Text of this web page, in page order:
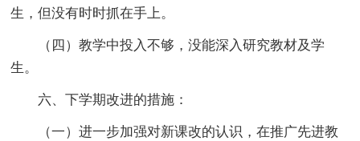
生，但没有时时抓在手上。
（四）教学中投入不够，没能深入研究教材及学
生。
六、下学期改进的措施：
（一）进一步加强对新课改的认识，在推广先进教